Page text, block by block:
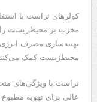
کولرهای تراست با
مخرب بر محیط‌زیست را
بهینه‌سازی مصرف
محیط‌زیست کمک
تراست با ویژگی‌های
عالی برای تهویه